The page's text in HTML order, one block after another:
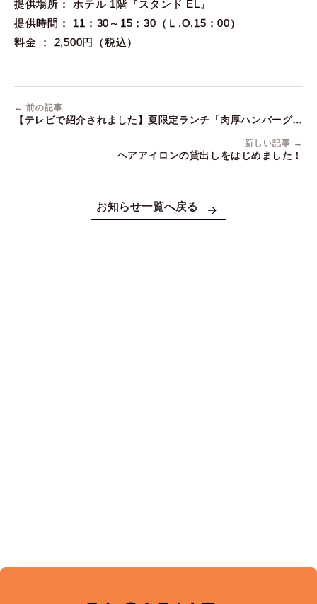
提供場所： ホテル 1階『スタンド EL』
提供時間： 11：30～15：30（Ｌ.O.15：00）
料金 ： 2,500円（税込）
← 前の記事
【テレビで紹介されました】夏限定ランチ「肉厚ハンバーグ～
新しい記事 →
ヘアアイロンの貸出しをはじめました！
お知らせ一覧へ戻る